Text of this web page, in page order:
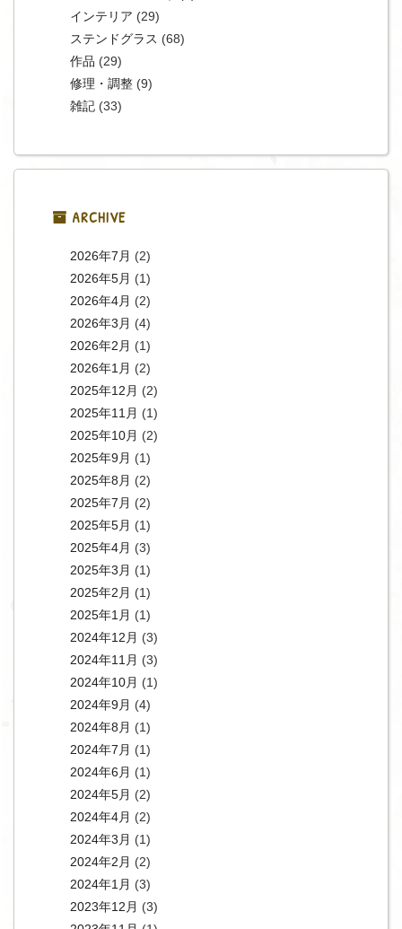
インテリア (29)
ステンドグラス (68)
作品 (29)
修理・調整(9)
雑記(33)
ARCHIVE
2026年7月 (2)
2026年5月 (1)
2026年4月 (2)
2026年3月 (4)
2026年2月 (1)
2026年1月 (2)
2025年12月 (2)
2025年11月 (1)
2025年10月 (2)
2025年9月 (1)
2025年8月 (2)
2025年7月 (2)
2025年5月 (1)
2025年4月 (3)
2025年3月 (1)
2025年2月 (1)
2025年1月 (1)
2024年12月 (3)
2024年11月 (3)
2024年10月 (1)
2024年9月 (4)
2024年8月 (1)
2024年7月 (1)
2024年6月 (1)
2024年5月 (2)
2024年4月 (2)
2024年3月 (1)
2024年2月 (2)
2024年1月 (3)
2023年12月 (3)